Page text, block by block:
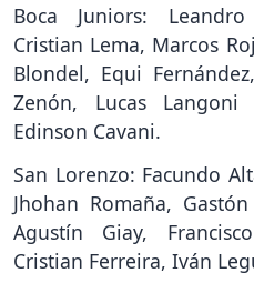
Boca Juniors:
Cristian Lema, Marcos
Blondel, Equi
Zenón, Lucas
Edinson Cavani.
San Lorenzo: Facundo
Jhohan Romaña,
Agustín Giay,
Cristian Ferreira, Iván